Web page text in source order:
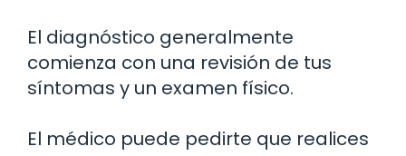
El diagnóstico generalmente
comienza con una revisión de tus
síntomas y un examen físico.
El médico puede pedirte que realices